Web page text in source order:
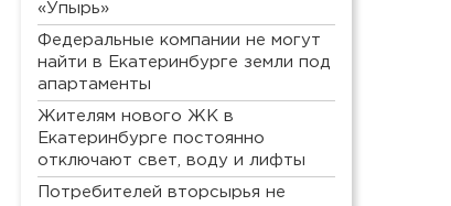
«Упырь»
Федеральные компании не могут
найти в Екатеринбурге земли под
апартаменты
Жителям нового ЖК в
Екатеринбурге постоянно
отключают свет, воду и лифты
Потребителей вторсырья не